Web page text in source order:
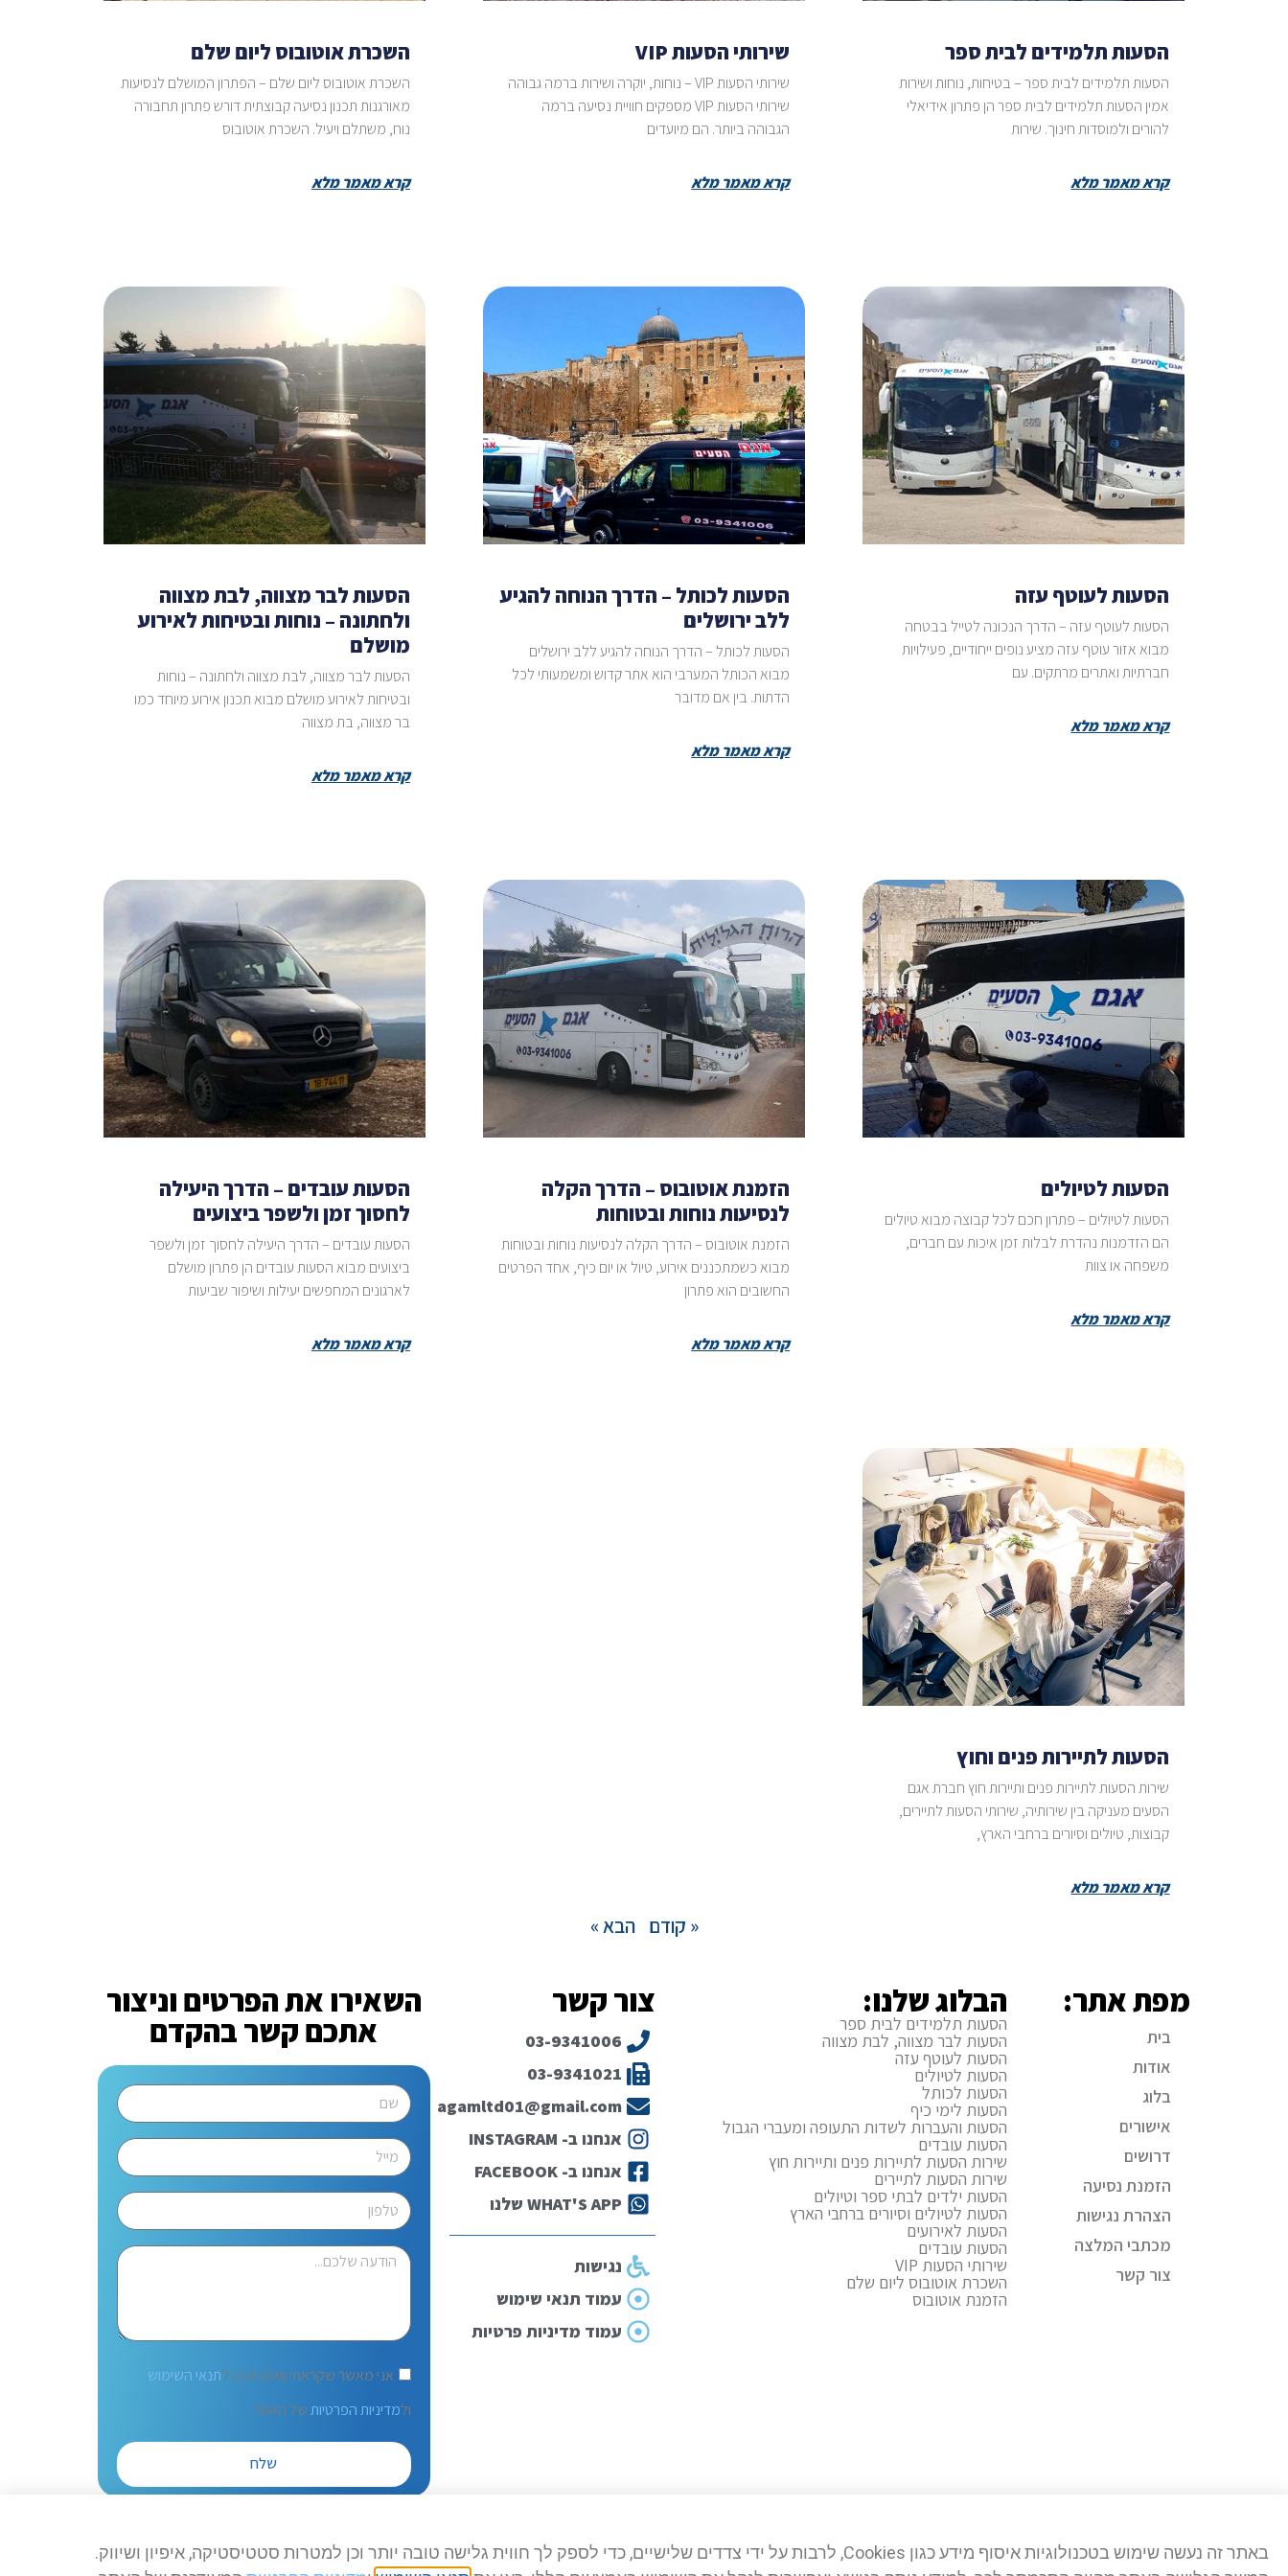
הסעות תלמידים לבית ספר
הסעות תלמידים לבית ספר – בטיחות, נוחות ושירות
אמין הסעות תלמידים לבית ספר הן פתרון אידיאלי
להורים ולמוסדות חינוך. שירות
קרא מאמר מלא
שירותי הסעות VIP
שירותי הסעות VIP – נוחות, יוקרה ושירות ברמה גבוהה
שירותי הסעות VIP מספקים חוויית נסיעה ברמה
הגבוהה ביותר. הם מיועדים
קרא מאמר מלא
השכרת אוטובוס ליום שלם
השכרת אוטובוס ליום שלם – הפתרון המושלם לנסיעות
מאורגנות תכנון נסיעה קבוצתית דורש פתרון תחבורה
נוח, משתלם ויעיל. השכרת אוטובוס
קרא מאמר מלא
הסעות לעוטף עזה
הסעות לעוטף עזה – הדרך הנכונה לטייל בבטחה
מבוא אזור עוטף עזה מציע נופים ייחודיים, פעילויות
חברתיות ואתרים מרתקים. עם
קרא מאמר מלא
הסעות לכותל – הדרך הנוחה להגיע
ללב ירושלים
הסעות לכותל – הדרך הנוחה להגיע ללב ירושלים
מבוא הכותל המערבי הוא אתר קדוש ומשמעותי לכל
הדתות. בין אם מדובר
קרא מאמר מלא
הסעות לבר מצווה, לבת מצווה
ולחתונה – נוחות ובטיחות לאירוע
מושלם
הסעות לבר מצווה, לבת מצווה ולחתונה – נוחות
ובטיחות לאירוע מושלם מבוא תכנון אירוע מיוחד כמו
בר מצווה, בת מצווה
קרא מאמר מלא
הסעות לטיולים
הסעות לטיולים – פתרון חכם לכל קבוצה מבוא טיולים
הם הזדמנות נהדרת לבלות זמן איכות עם חברים,
משפחה או צוות
קרא מאמר מלא
הזמנת אוטובוס – הדרך הקלה
לנסיעות נוחות ובטוחות
הזמנת אוטובוס – הדרך הקלה לנסיעות נוחות ובטוחות
מבוא כשמתכננים אירוע, טיול או יום כיף, אחד הפרטים
החשובים הוא פתרון
קרא מאמר מלא
הסעות עובדים – הדרך היעילה
לחסוך זמן ולשפר ביצועים
הסעות עובדים – הדרך היעילה לחסוך זמן ולשפר
ביצועים מבוא הסעות עובדים הן פתרון מושלם
לארגונים המחפשים יעילות ושיפור שביעות
קרא מאמר מלא
הסעות לתיירות פנים וחוץ
שירות הסעות לתיירות פנים ותיירות חוץ חברת אגם
הסעים מעניקה בין שירותיה, שירותי הסעות לתיירים,
קבוצות, טיולים וסיורים ברחבי הארץ,
קרא מאמר מלא
« קודם הבא »
מפת אתר:
בית
אודות
בלוג
אישורים
דרושים
הזמנת נסיעה
הצהרת נגישות
מכתבי המלצה
צור קשר
הבלוג שלנו:
הסעות תלמידים לבית ספר
הסעות לבר מצווה, לבת מצווה
הסעות לעוטף עזה
הסעות לטיולים
הסעות לכותל
הסעות לימי כיף
הסעות והעברות לשדות התעופה ומעברי הגבול
הסעות עובדים
שירות הסעות לתיירות פנים ותיירות חוץ
שירות הסעות לתיירים
הסעות ילדים לבתי ספר וטיולים
הסעות לטיולים וסיורים ברחבי הארץ
הסעות לאירועים
הסעות עובדים
שירותי הסעות VIP
השכרת אוטובוס ליום שלם
הזמנת אוטובוס
צור קשר
03-9341006
03-9341021
agamltd01@gmail.com
אנחנו ב- INSTAGRAM
אנחנו ב- FACEBOOK
WHAT'S APP שלנו
נגישות
עמוד תנאי שימוש
עמוד מדיניות פרטיות
השאירו את הפרטים וניצור
אתכם קשר בהקדם
אני מאשר שקראתי ומסכים/ה לתנאי השימוש
ולמדיניות הפרטיותשל האתר.
שלח
באתר זה נעשה שימוש בטכנולוגיות איסוף מידע כגון Cookies, לרבות על ידי צדדים שלישיים, כדי לספק לך חווית גלישה טובה יותר וכן למטרות סטטיסטיקה, איפיון ושיווק.